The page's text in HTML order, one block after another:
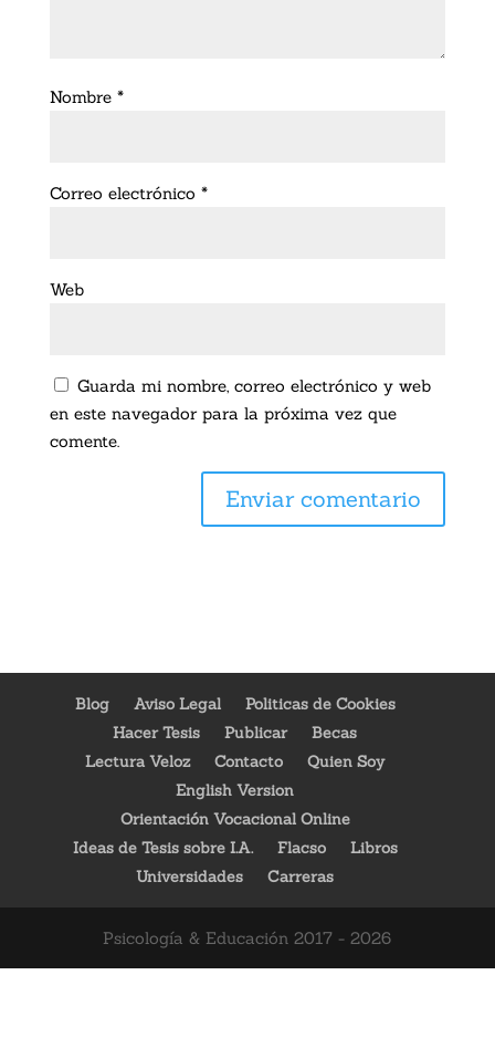
Nombre *
Correo electrónico *
Web
Guarda mi nombre, correo electrónico y web
en este navegador para la próxima vez que
comente.
Blog Aviso Legal
Politicas de Cookies
Hacer Tesis
Publicar
Becas
Lectura Veloz
Contacto
Quien Soy
English Version
Orientación Vocacional Online
Ideas de Tesis sobre I.A.
Flacso
Libros
Universidades
Carreras
Psicología & Educación 2017 - 2026